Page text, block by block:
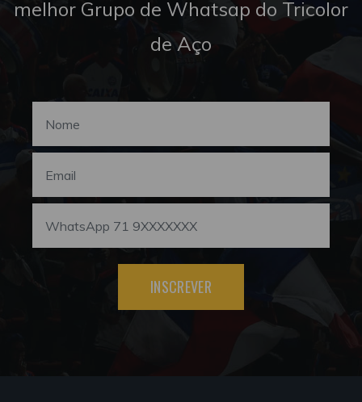
melhor Grupo de Whatsap do Tricolor
de Aço
INSCREVER